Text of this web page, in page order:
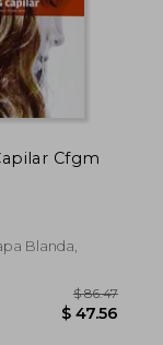
Cfgm
Blanda,